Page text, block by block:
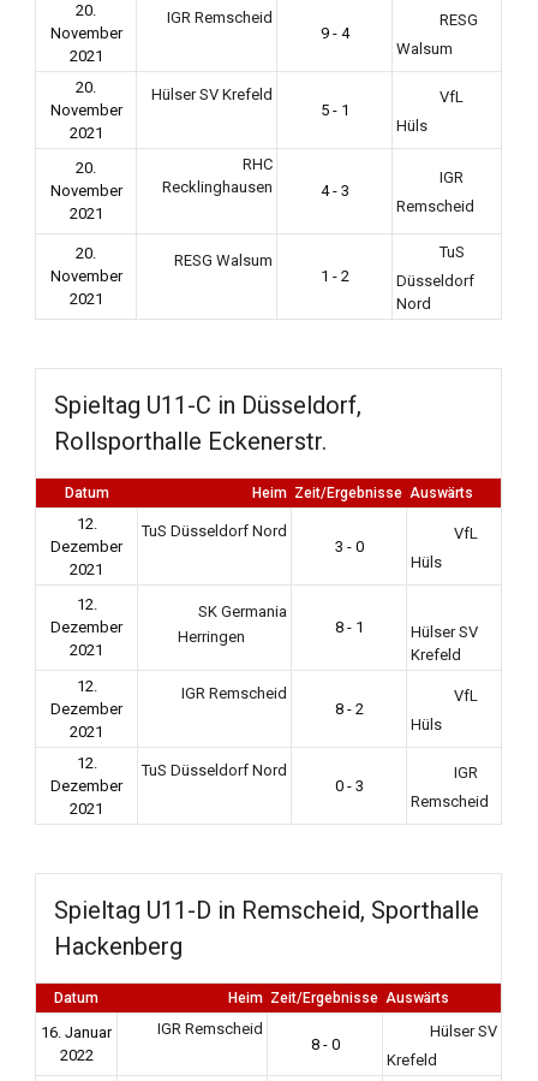
20.
November
2021
IGR Remscheid
9 - 4
RESG
Walsum
20.
November
2021
Hülser SV Krefeld
5 - 1
VfL
Hüls
20.
November
2021
RHC
Recklinghausen
4 - 3
IGR
Remscheid
20.
November
2021
RESG Walsum
1 - 2
TuS
Düsseldorf
Nord
Spieltag U11-C in Düsseldorf,
Rollsporthalle Eckenerstr.
Datum Heim Zeit/Ergebnisse Auswärts
12.
Dezember
2021
TuS Düsseldorf Nord
3 - 0
VfL
Hüls
12.
Dezember
2021
SK Germania
Herringen
8 - 1
Hülser SV
Krefeld
12.
Dezember
2021
IGR Remscheid
8 - 2
VfL
Hüls
12.
Dezember
2021
TuS Düsseldorf Nord
0 - 3
IGR
Remscheid
Spieltag U11-D in Remscheid, Sporthalle
Hackenberg
Datum Heim Zeit/Ergebnisse Auswärts
16. Januar
2022
IGR Remscheid
8 - 0
Hülser SV
Krefeld